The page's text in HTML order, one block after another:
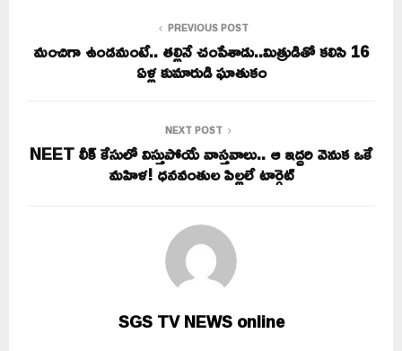
PREVIOUS POST
మంచిగా ఉండమంటే.. తల్లినే చంపేశాడు..మిత్రుడితో కలిసి 16
ఏళ్ల కుమారుడి ఘాతుకం
NEXT POST
NEET లీక్ కేసులో విస్తుపోయే వాస్తవాలు.. ఆ ఇద్దరి వెనుక ఒకే
మహిళ! ధనవంతుల పిల్లలే టార్గెట్‌
SGS TV NEWS online